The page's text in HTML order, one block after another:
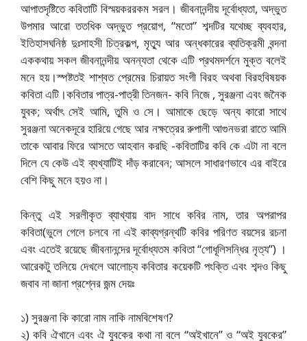
আপাতদৃষ্টিতে কবিতাটি বিস্ময়কররকম সরল। জীবনানন্দীয় দূর্বোধ্যতা, অদ্ভুত
উপমার আরো ততধিক অদ্ভুত প্রয়োগ, “মতো” শব্দটির যথেচ্ছ ব্যবহার,
ইতিহাসঘনিষ্ঠ দুঃসাহসী চিত্রকল্প, মৃত্যু আর অন্ধকারের ব্যতিক্রমী বন্দনা
এককথায় সকল জীবনানন্দীয় অনন্যতা থেকে এটি প্রথমদর্শনে মুক্ত বলেই
মনে হয়।স্পষ্টতই শাশ্বত প্রেমের চিরায়ত সংগী বিরহ অথবা বিরহবিষয়ক
কবিতা এটি।কবিতার পাত্র-পাত্রী তিনজন- কবি নিজে , সুরঞ্জনা এবং জনৈক
যুবক; অর্থাৎ সেই আমি, তুমি ও সে। আমাকে ছেড়ে অন্য কারো সাথে
সুরঞ্জনা অনেকদূরে হারিয়ে গেছে আর নক্ষত্রের রুপালী আগুনভরা রাতে আমি
তাকে আবার ফিরে আসতে আহবান করছি -কবিতাটির কবি কে এটা না বলে
দিলে যে কেউ এই ব্যখ্যাটিই দাঁড় করাবেন; আসলে সাধারণভাবে এর বাইরে
বেশি কিছু মনে হয়ও না।
কিন্তু এই সরলীকৃত ব্যাখ্যায় বাদ সাধে কবির নাম, তার অপরাপর
কবিতা(ভুলে গেলে চলবে না এই কাব্যগ্রন্থটি কবির পরিণত বয়সের রচনা
এবং এতেই রয়েছে জীবনানন্দের দূর্বোধ্যতম কবিতা “গোধূলিসন্ধির নৃত্য”) ।
আরেকটু তলিয়ে দেখলে আলোচ্য কবিতার কয়েকটি পংক্তি এবং শব্দও কিছু
জবাব না জানা প্রশ্নের জন্ম দেয়ঃ
১) সুরঞ্জনা কি কারো নাম নাকি নামবিশেষণ?
২) কবি ঐখানে এবং ঐ যুবকের কথা না বলে “অইখানে” ও “অই যুবকের”